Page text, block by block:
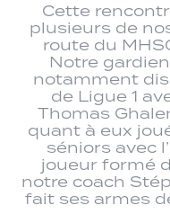
Cette
plusieurs de
route du
Notre
notamment
de Ligue 1
Thomas
quant à eux
séniors avec
joueur formé
notre coach
fait ses armes